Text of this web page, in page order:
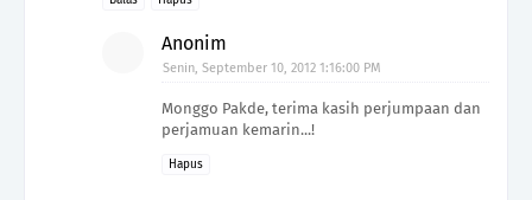
Anonim
Senin, September 10, 2012 1:16:00 PM
Monggo Pakde, terima kasih perjumpaan dan
perjamuan kemarin...!
Hapus